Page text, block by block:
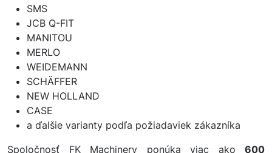
SMS
JCB Q-FIT
MANITOU
MERLO
WEIDEMANN
SCHÄFFER
NEW HOLLAND
CASE
a ďalšie varianty podľa požiadaviek zákazníka
Spoločnosť FK Machinery ponúka viac ako 600